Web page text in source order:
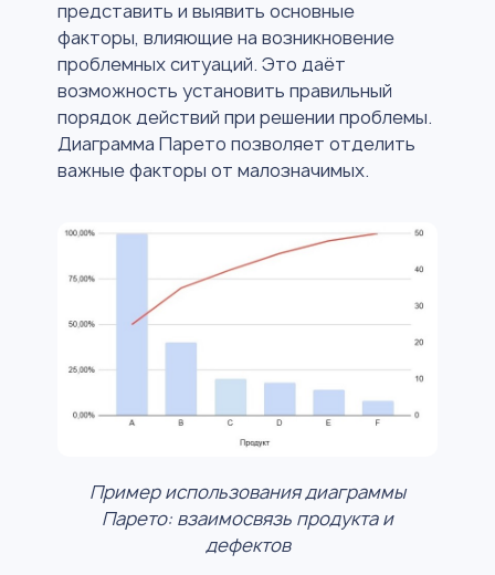
представить и выявить основные
факторы, влияющие на возникновение
проблемных ситуаций. Это даёт
возможность установить правильный
порядок действий при решении проблемы.
Диаграмма Парето позволяет отделить
важные факторы от малозначимых.
Пример использования диаграммы
Парето: взаимосвязь продукта и
дефектов